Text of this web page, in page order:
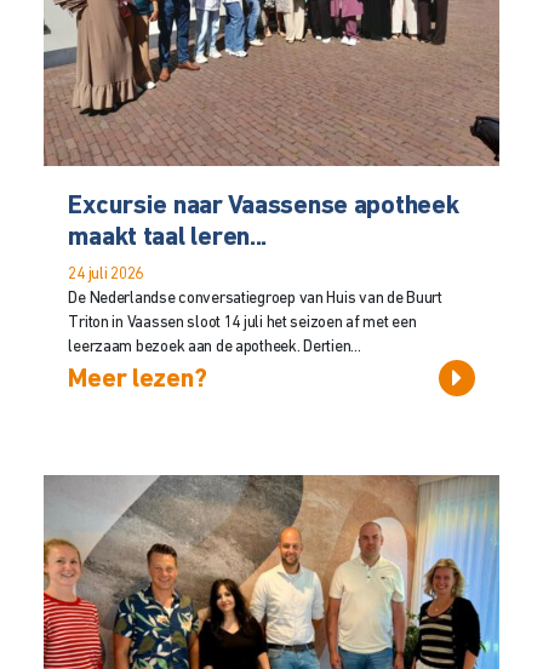
Excursie naar Vaassense apotheek
maakt taal leren...
24 juli 2026
De Nederlandse conversatiegroep van Huis van de Buurt
Triton in Vaassen sloot 14 juli het seizoen af met een
leerzaam bezoek aan de apotheek. Dertien...
Meer lezen?